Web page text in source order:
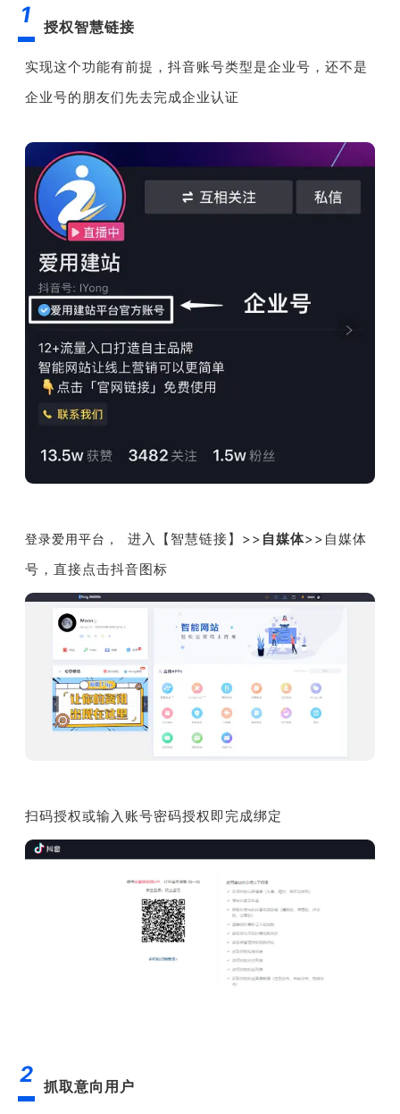
1 授权智慧链接
实现这个功能有前提，抖音账号类型是企业号，还不是
企业号的朋友们先去完成企业认证
登录爱用平台， 进入【 智慧链接】>> 自媒体>>自媒体
号，直接点击抖音图标
扫码授权或输入账号密码授权即完成绑定
2 抓取意向用户